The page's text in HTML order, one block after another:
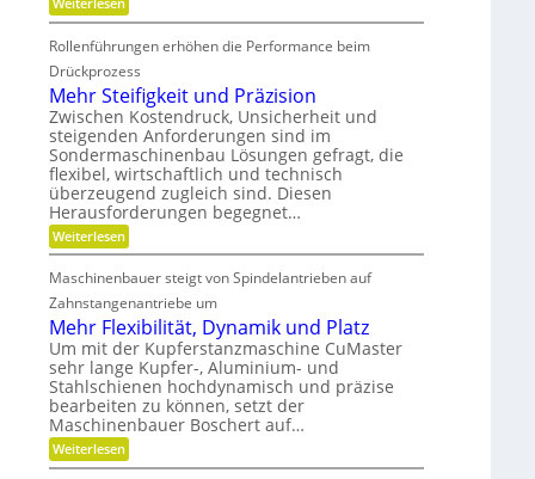
i
h
t
s
g
r
a
d
e
t
i
n
e
r
K
u
n
s
t
s
t
o
f
b
r
a
n
c
h
e
e
t
r
e
b
s
z
e
i
t
d
a
n
k
Ö
l
u
s
g
l
e
i
c
h
B
t
t
e
r
e
-
u
n
d
g
e
t
i
e
b
e
l
o
s
Rollenführungen erhöhen die Performance beim
Drückprozess
Mehr Steifigkeit und Präzision
Zwischen Kostendruck, Unsicherheit und
steigenden Anforderungen sind im
Sondermaschinenbau Lösungen gefragt, die
flexibel, wirtschaftlich und technisch
überzeugend zugleich sind. Diesen
Herausforderungen begegnet…
Weiterlesen:
M
h
r
t
e
i
f
i
g
k
e
i
Maschinenbauer steigt von Spindelantrieben auf
Zahnstangenantriebe um
Mehr Flexibilität, Dynamik und Platz
Um mit der Kupferstanzmaschine CuMaster
sehr lange Kupfer-, Aluminium- und
Stahlschienen hochdynamisch und präzise
bearbeiten zu können, setzt der
Maschinenbauer Boschert auf…
Weiterlesen:
M